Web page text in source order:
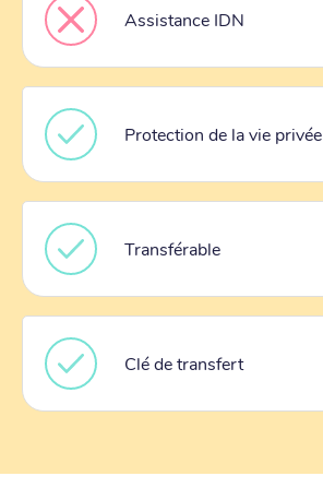
Assistance IDN
Protection de la vie privée
Transférable
Clé de transfert